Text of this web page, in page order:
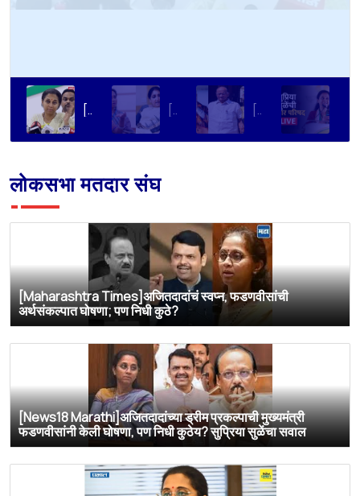
[Aapla Mahanagar]FCRA ला आमचा विरोध, विधेयक JPC कडे पाठवावे; सुप्रिया सुळेंची सरकारकडे मागणी [NavaRashtra]काँग्रेसच्या ‘गुंगी गुडिया’ टीकेवर सुप्रिया सुळेंची पहिली प्रतिक्रिया, [Maharashtra Times]शरद पवारांच्या पक्षाचे सर्व 8 खासदार पंतप्रधान मोदींची भेट घेणार, सुप्रिया सुळेंची माहिती
लोकसभा मतदार संघ
[Maharashtra Times]अजितदादांचं स्वप्न, फडणवीसांची
अर्थसंकल्पात घोषणा; पण निधी कुठे?
[News18 Marathi]अजितदादांच्या ड्रीम प्रकल्पाची मुख्यमंत्री
फडणवीसांनी केली घोषणा, पण निधी कुठेय? सुप्रिया सुळेंचा सवाल